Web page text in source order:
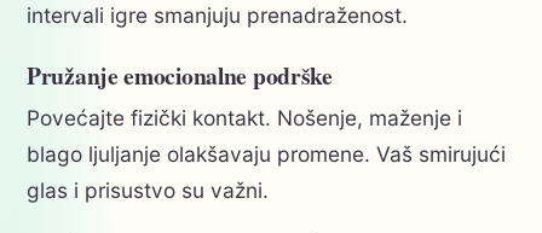
intervali igre smanjuju prenadraženost.
Pružanje emocionalne podrške
Povećajte fizički kontakt. Nošenje, maženje i
blago ljuljanje olakšavaju promene. Vaš smirujući
glas i prisustvo su važni.